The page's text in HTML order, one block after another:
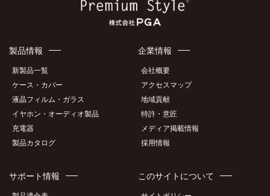
製品情報
新製品一覧
ケース・カバー
液晶フィルム・ガラス
イヤホン・オーディオ製品
充電器
製品カタログ
企業情報
会社概要
アクセスマップ
地域貢献
特許・意匠
メディア掲載情報
採用情報
サポート情報 このサイトについて